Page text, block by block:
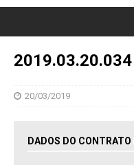
2019.03.20.034
20/03/2019
DADOS DO